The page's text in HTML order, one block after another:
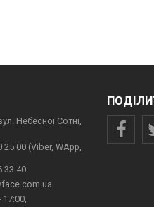
Небесної Сотні,
25 00 (Viber, WApp,
33 40
17:00,